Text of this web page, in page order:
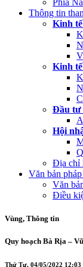
Phía
Thông tin
Kinh
Kinh
Đầu tư
Hội
Địa chỉ
Văn bản
Văn
Điều
Vùng, Thông tin
Quy hoạch Bà Rịa –
Thứ Tư, 04/05/2022 12:03